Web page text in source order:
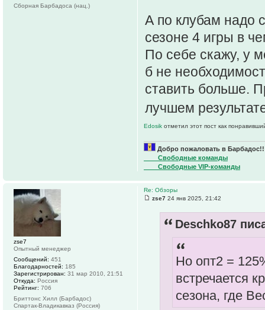
А по клубам надо
сезоне 4 игры в
По себе скажу, у
б не
ставить больше.
лучшем
Edosik отметил этот пост как
Добро пожаловать в
____Свободные команды
____Свободные VIP-команды
Сборная Барбадоса (нац.)
Re: Обзоры
zse7 24 янв 2025, 21:42
Deschko87
Но опт2 =
встречается
сезона, где
zse7
Опытный менеджер
Сообщений: 451
Благодарностей: 185
Зарегистрирован: 31 мар 2010, 21:51
Откуда: Россия
Рейтинг: 706
Бриттонс Хилл (Барбадос)
Спартак-Владикавказ (Россия)